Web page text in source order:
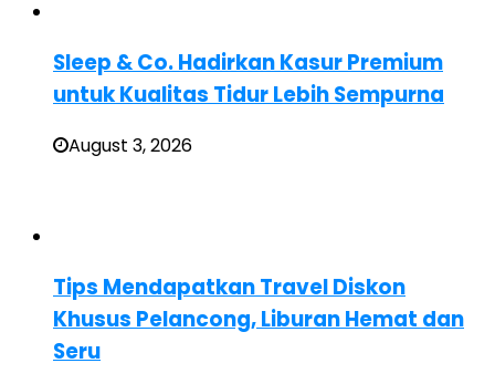
Sleep & Co. Hadirkan Kasur Premium
untuk Kualitas Tidur Lebih Sempurna
August 3, 2026
Tips Mendapatkan Travel Diskon
Khusus Pelancong, Liburan Hemat dan
Seru